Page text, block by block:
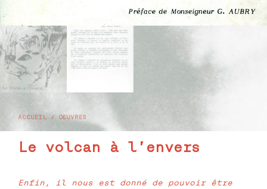
ACCUEIL / OEUVRES
Le volcan à l’envers
Enfin, il nous est donné de pouvoir être